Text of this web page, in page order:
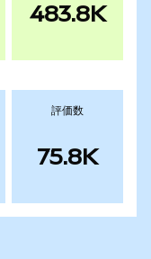
483.8K
評価数
75.8K